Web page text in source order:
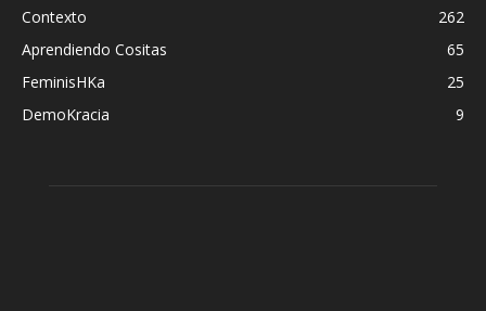
Contexto
262
Aprendiendo Cositas
65
FeminisHKa
25
DemoKracia
9